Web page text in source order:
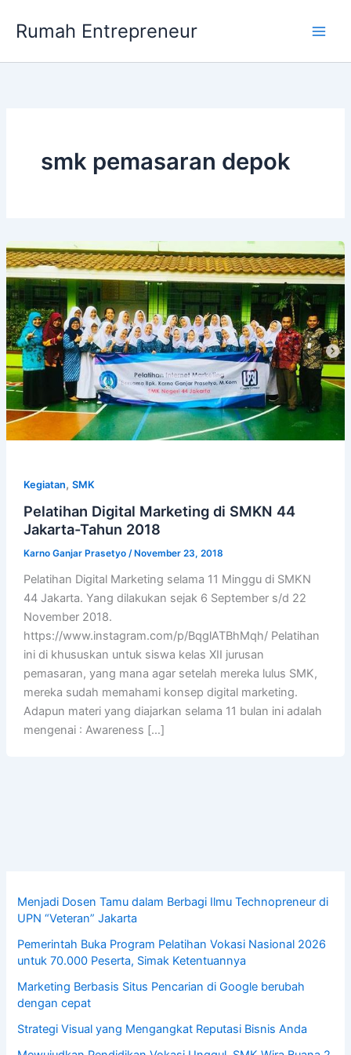
Rumah Entrepreneur
smk pemasaran depok
Kegiatan, SMK
Pelatihan Digital Marketing di SMKN 44
Jakarta-Tahun 2018
Karno Ganjar Prasetyo / November 23, 2018
Pelatihan Digital Marketing selama 11 Minggu di SMKN
44 Jakarta. Yang dilakukan sejak 6 September s/d 22
November 2018.
https://www.instagram.com/p/BqglATBhMqh/ Pelatihan
ini di khususkan untuk siswa kelas XII jurusan
pemasaran, yang mana agar setelah mereka lulus SMK,
mereka sudah memahami konsep digital marketing.
Adapun materi yang diajarkan selama 11 bulan ini adalah
mengenai : Awareness […]
Menjadi Dosen Tamu dalam Berbagi Ilmu Technopreneur di
UPN “Veteran” Jakarta
Pemerintah Buka Program Pelatihan Vokasi Nasional 2026
untuk 70.000 Peserta, Simak Ketentuannya
Marketing Berbasis Situs Pencarian di Google berubah
dengan cepat
Strategi Visual yang Mengangkat Reputasi Bisnis Anda